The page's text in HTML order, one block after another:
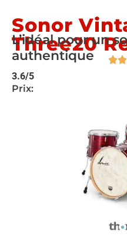
Sonor
Three20
L’idéal pour un
authentique
3.6/5
Prix: